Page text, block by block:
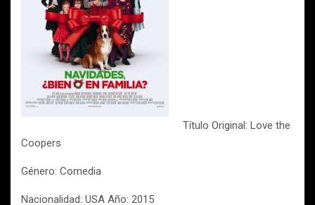
Título Original: Love the
Coopers
Género: Comedia
Nacionalidad: USA Año: 2015